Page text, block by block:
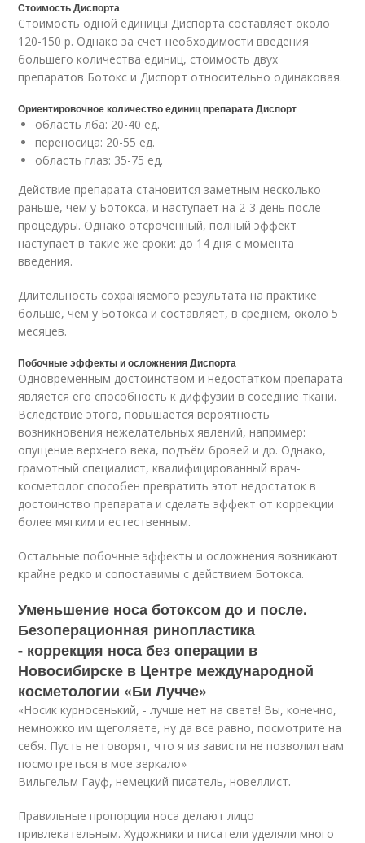
Стоимость Диспорта
Стоимость одной единицы Диспорта составляет около
120-150 р. Однако за счет необходимости введения
большего количества единиц, стоимость двух
препаратов Ботокс и Диспорт относительно одинаковая.
Ориентировочное количество единиц препарата Диспорт
область лба: 20-40 ед.
переносица: 20-55 ед.
область глаз: 35-75 ед.
Действие препарата становится заметным несколько
раньше, чем у Ботокса, и наступает на 2-3 день после
процедуры. Однако отсроченный, полный эффект
наступает в такие же сроки: до 14 дня с момента
введения.
Длительность сохраняемого результата на практике
больше, чем у Ботокса и составляет, в среднем, около 5
месяцев.
Побочные эффекты и осложнения Диспорта
Одновременным достоинством и недостатком препарата
является его способность к диффузии в соседние ткани.
Вследствие этого, повышается вероятность
возникновения нежелательных явлений, например:
опущение верхнего века, подъём бровей и др. Однако,
грамотный специалист, квалифицированный врач-
косметолог способен превратить этот недостаток в
достоинство препарата и сделать эффект от коррекции
более мягким и естественным.
Остальные побочные эффекты и осложнения возникают
крайне редко и сопоставимы с действием Ботокса.
Уменьшение носа ботоксом до и после.
Безоперационная ринопластика
- коррекция носа без операции в
Новосибирске в Центре международной
косметологии «Би Лучче»
«Носик курносенький, - лучше нет на свете! Вы, конечно,
немножко им щеголяете, ну да все равно, посмотрите на
себя. Пусть не говорят, что я из зависти не позволил вам
посмотреться в мое зеркало»
Вильгельм Гауф, немецкий писатель, новеллист.
Правильные пропорции носа делают лицо
привлекательным. Художники и писатели уделяли много